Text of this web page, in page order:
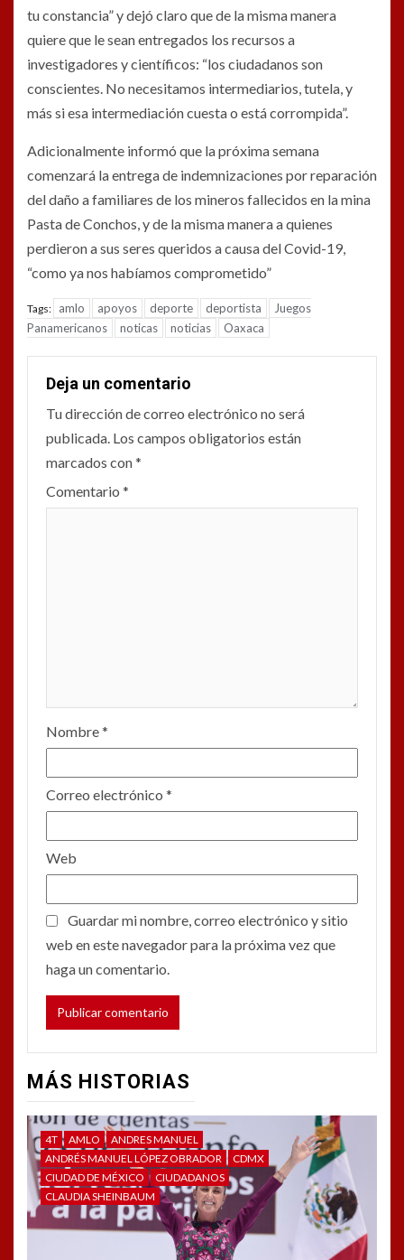
tu constancia” y dejó claro que de la misma manera
quiere que le sean entregados los recursos a
investigadores y científicos: “los ciudadanos son
conscientes. No necesitamos intermediarios, tutela, y
más si esa intermediación cuesta o está corrompida”.
Adicionalmente informó que la próxima semana
comenzará la entrega de indemnizaciones por reparación
del daño a familiares de los mineros fallecidos en la mina
Pasta de Conchos, y de la misma manera a quienes
perdieron a sus seres queridos a causa del Covid-19,
“como ya nos habíamos comprometido”
Tags: amlo apoyos deporte deportista
Juegos
Panamericanos
noticas noticias Oaxaca
Deja un comentario
Tu dirección de correo electrónico no será
publicada. Los campos obligatorios están
marcados con*
Comentario *
Nombre*
Correo electrónico *
Web
Guardar mi nombre, correo electrónico y sitio
web en este navegador para la próxima vez que
haga un comentario.
MÁS HISTORIAS
4T AMLO
ANDRES MANUEL
ANDRÉS MANUEL LÓPEZ OBRADOR
CDMX
CIUDAD DE MÉXICO
CIUDADANOS
CLAUDIA SHEINBAUM